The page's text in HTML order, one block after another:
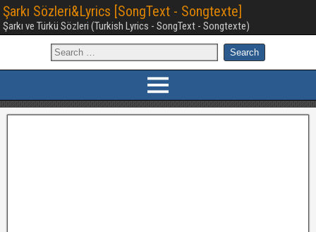
Şarkı Sözleri&Lyrics [SongText - Songtexte]
Şarkı ve Türkü Sözleri (Turkish Lyrics - SongText - Songtexte)